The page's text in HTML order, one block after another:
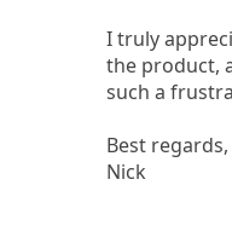
I truly
the product,
such a
Best regards,
Nick